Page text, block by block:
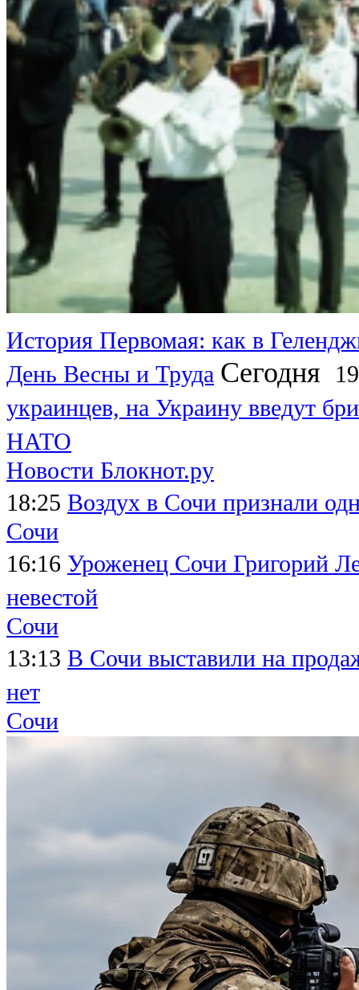
История Первомая: как в
День Весны и Труда Сегодня
украинцев, на Украину введут
НАТО
Новости Блокнот.ру
18:25 Воздух в Сочи признали
Сочи
16:16 Уроженец Сочи Григорий
невестой
Сочи
13:13 В Сочи выставили на
нет
Сочи